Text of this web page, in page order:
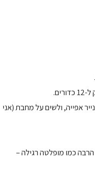
אפייה, ולשים על מחבת (אני
כל 2 ביחד (לא הרבה כמו מופלטה רגילה –